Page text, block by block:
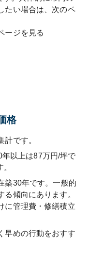
たい場合は、次のペ
ージを見る
格
計です。
以上は87万円/坪で
築30年です。一般的
傾向にあります。
に管理費・修繕積立
早めの行動をおすす